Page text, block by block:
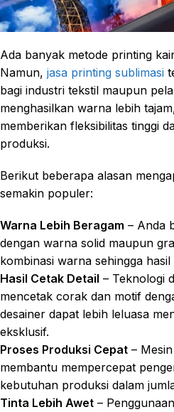
Ada banyak metode printing
Namun, jasa printing sublimasi
bagi industri tekstil maupun
menghasilkan warna lebih
memberikan fleksibilitas tinggi
produksi.
Berikut beberapa alasan
semakin populer:
Warna Lebih Beragam – Anda
dengan warna solid maupun
kombinasi warna sehingga
Hasil Cetak Detail – Teknologi
mencetak corak dan motif
desainer dapat lebih leluasa
eksklusif.
Proses Produksi Cepat –
membantu mempercepat
kebutuhan produksi dalam
Tinta Lebih Awet –